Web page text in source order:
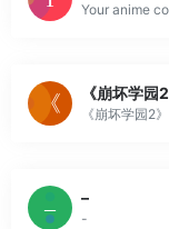
–
-